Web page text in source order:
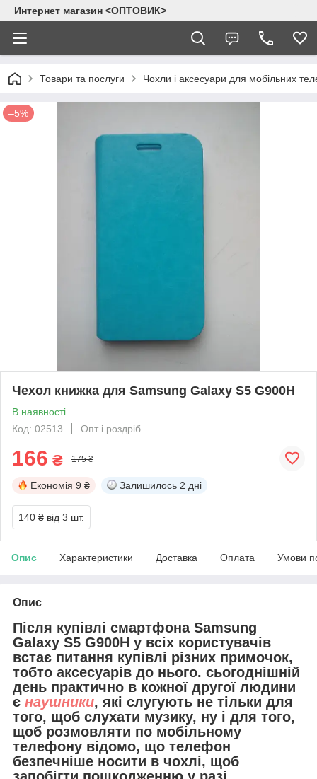
Интернет магазин <ОПТОВИК>
Товари та послуги Чохли і аксесуари для мобільних
–5%
Чехол книжка для Samsung Galaxy S5 G900H
В наявності
Код: 02513
Опт і роздріб
166 ₴ 175 ₴
Економія 9 ₴ Залишилось 2 дні
140 ₴ від 3 шт.
Опис Характеристики Доставка Оплата Умови
Опис
Після купівлі смартфона Samsung
Galaxy S5 G900H у всіх користувачів
встає питання купівлі різних примочок,
тобто аксесуарів до нього. сьогоднішній
день практично в кожної другої людини
є наушники, які слугують не тільки для
того, щоб слухати музику, ну і для того,
щоб розмовляти по мобільному
телефону відомо, що телефон
безпечніше носити в чохлі, щоб